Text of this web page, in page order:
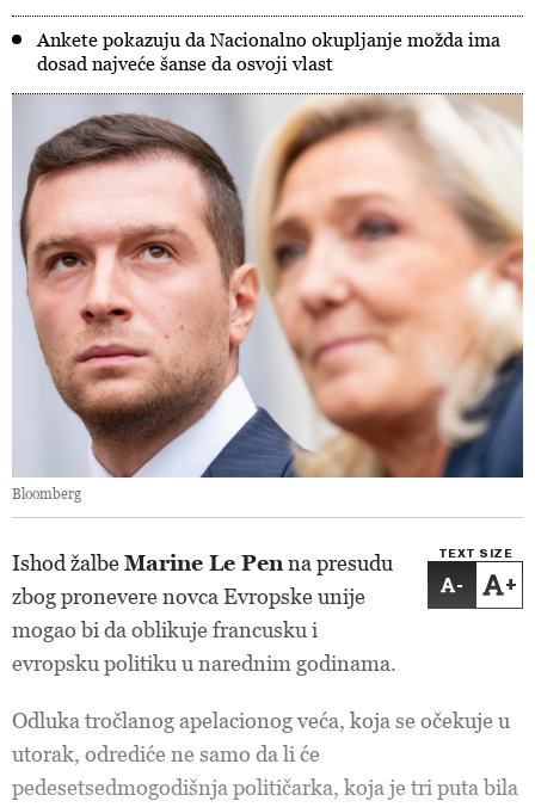
Ankete pokazuju da Nacionalno okupljanje možda ima
dosad najveće šanse da osvoji vlast
Bloomberg
TEXT SIZE
- +
Ishod žalbeMarine Le Penna presudu
zbog pronevere novca Evropske unije
mogao bi da oblikuje francusku i
evropsku politiku u narednim godinama.
Odluka tročlanog apelacionog veća, koja se očekuje u
utorak, odrediće ne samo da li će
pedesetsedmogodišnja političarka, koja je tri puta bila